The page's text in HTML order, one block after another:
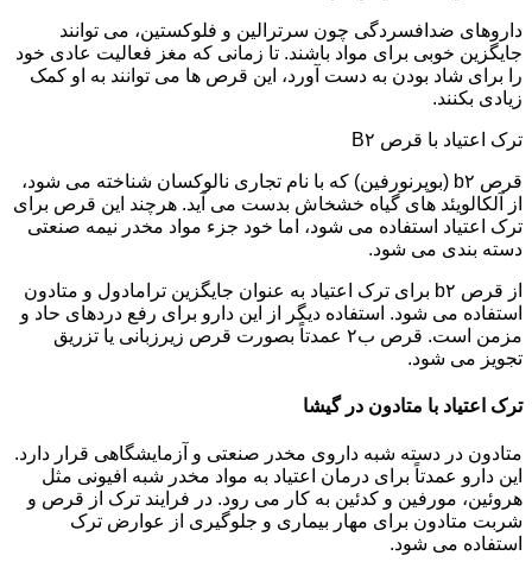
داروهای ضدافسردگی چون سرترالین و فلوکستین، می توانند
جایگزین خوبی برای مواد باشند. تا زمانی که مغز فعالیت عادی خود
را برای شاد بودن به دست آورد، این قرص ها می توانند به او کمک
زیادی بکنند.
ترک اعتیاد با قرص B۲
قرص b۲ (بوپرنورفین) که با نام تجاری نالوکسان شناخته می شود،
از آلکالویئد های گیاه خشخاش بدست می آید. هرچند این قرص برای
ترک اعتیاد استفاده می شود، اما خود جزء مواد مخدر نیمه صنعتی
دسته بندی می شود.
از قرص b۲ برای ترک اعتیاد به عنوان جایگزین ترامادول و متادون
استفاده می شود. استفاده دیگر از این دارو برای رفع دردهای حاد و
مزمن است. قرص ب۲ عمدتاً بصورت قرص زیرزبانی یا تزریق
تجویز می شود.
ترک اعتیاد با متادون در گیشا
متادون در دسته شبه داروی مخدر صنعتی و آزمایشگاهی قرار دارد.
این دارو عمدتاً برای درمان اعتیاد به مواد مخدر شبه افیونی مثل
هروئین، مورفین و کدئین به کار می رود. در فرایند ترک از قرص و
شربت متادون برای مهار بیماری و جلوگیری از عوارض ترک
استفاده می شود.